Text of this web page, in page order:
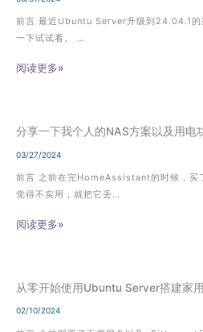
前言 最近Ubuntu Server升级到24.04.1的
一下试试看。 …
阅读更多»
分享一下我个人的NAS方案以及用电
03/27/2024
前言 之前在完HomeAssistant的时候，买
觉得不实用，就把它丢…
阅读更多»
从零开始使用Ubuntu Server搭建家
02/10/2024